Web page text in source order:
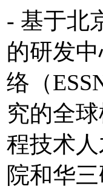
- 基于北
的研发
络（
究的全
程技术
院和华